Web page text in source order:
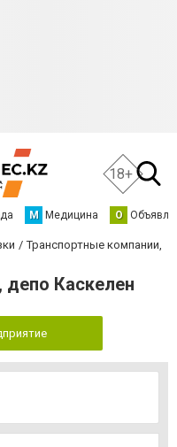
18+
М Медицина О
Транспортные компании,
депо Каскелен